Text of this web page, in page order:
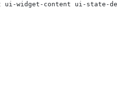
widget-content ui-state-